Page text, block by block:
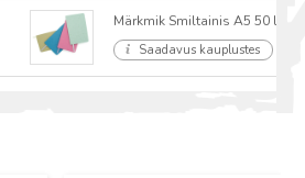
Märkmik Smiltainis A5 50
Saadavus kauplustes